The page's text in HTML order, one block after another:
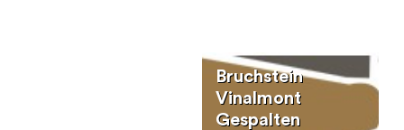
Bruchstein
Vinalmont
Gespalten